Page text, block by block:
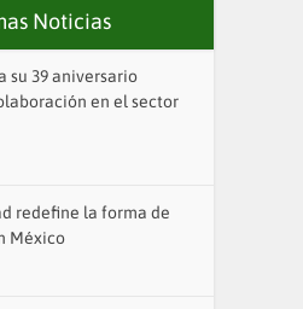
Noticias
su 39 aniversario
en el sector
redefine la forma de
México